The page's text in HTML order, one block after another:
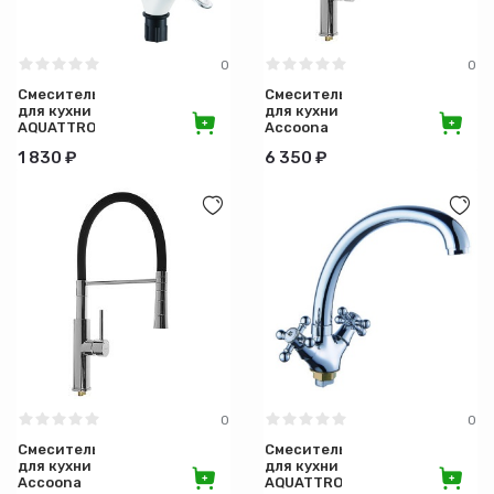
0
Смеситель
для кухни
AQUATTRO
гибкий
1 830 ₽
0
Смеситель
для кухни
Accoona
латунный
6 350 ₽
0
Смеситель
для кухни
Accoona
0
Смеситель
для кухни
AQUATTRO